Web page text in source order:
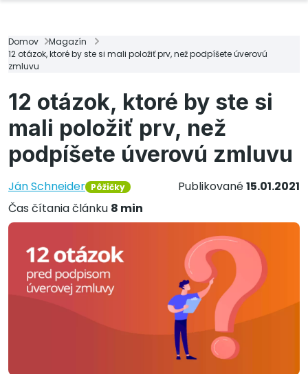
Domov
Magazín
12 otázok, ktoré by ste si mali položiť prv, než podpíšete úverovú
zmluvu
12 otázok, ktoré by ste si
mali položiť prv, než
podpíšete úverovú zmluvu
Ján Schneider Pôžičky Publikované15.01.2021
Čas čítania článku 8 min